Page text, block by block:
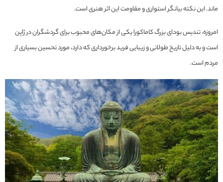
ماند. این نکته بیانگر استواری و مقاومت این اثر هنری است.
امروزه، تندیس بودای بزرگ کاماکورا یکی از مکان‌های محبوب برای گردشگران در ژاپن
است و به دلیل تاریخ طولانی و زیبایی فرید برخورداری که دارد، مورد تحسین بسیاری از
مردم است.